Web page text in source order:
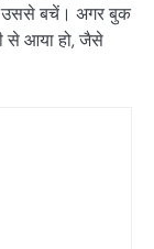
उससे बचें। अगर बुक
से आया हो, जैसे